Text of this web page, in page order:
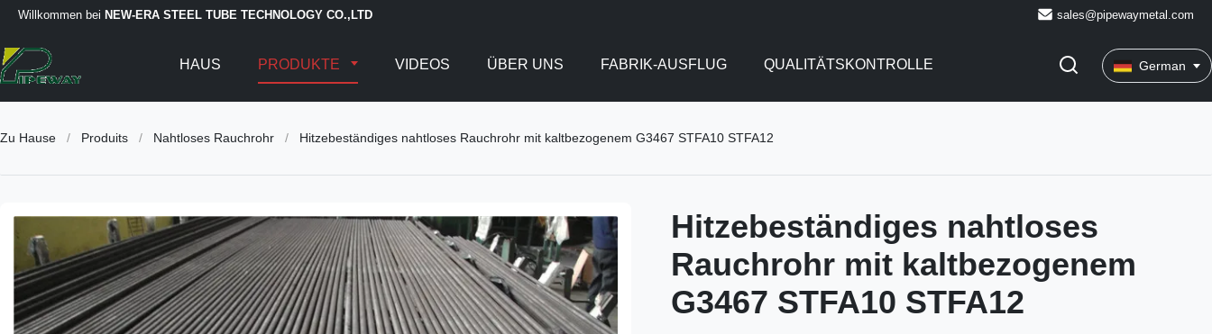
Willkommen bei NEW-ERA STEEL TUBE TECHNOLOGY CO.,LTD sales@pipewaymetal.com
HAUS PRODUKTE VIDEOS ÜBER UNS FABRIK-AUSFLUG QUALITÄTSKONTROLLE German
Zu Hause / Produits / Nahtloses Rauchrohr / Hitzebeständiges nahtloses Rauchrohr mit kaltbezogenem G3467 STFA10 STFA12
Hitzebeständiges nahtloses
Rauchrohr mit kaltbezogenem
G3467 STFA10 STFA12